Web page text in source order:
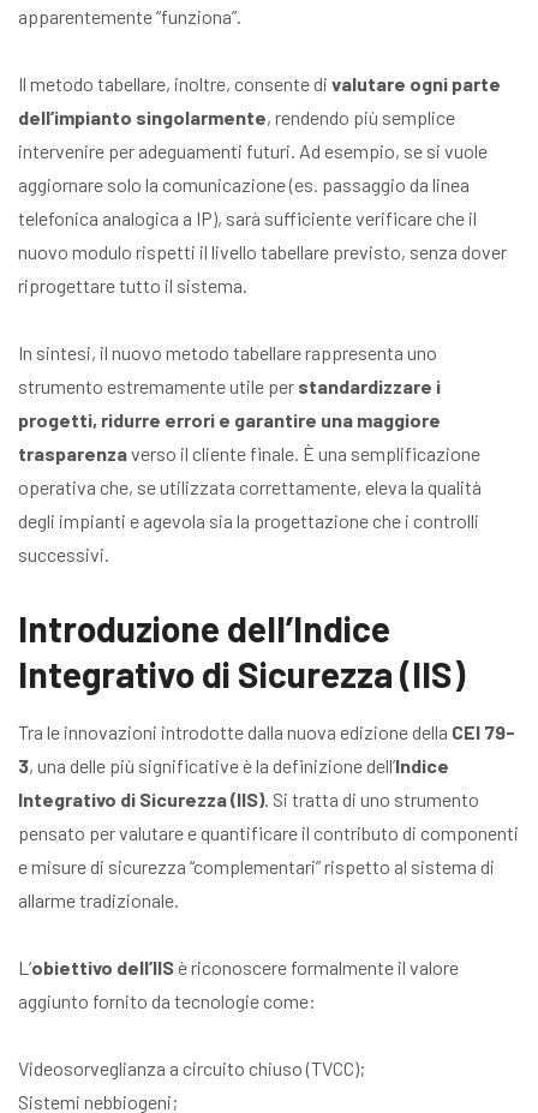
apparentemente “funziona”.
Il metodo tabellare, inoltre, consente di valutare ogni parte
dell’impianto singolarmente, rendendo più semplice
intervenire per adeguamenti futuri. Ad esempio, se si vuole
aggiornare solo la comunicazione (es. passaggio da linea
telefonica analogica a IP), sarà sufficiente verificare che il
nuovo modulo rispetti il livello tabellare previsto, senza dover
riprogettare tutto il sistema.
In sintesi, il nuovo metodo tabellare rappresenta uno
strumento estremamente utile per standardizzare i
progetti, ridurre errori e garantire una maggiore
trasparenzaverso il cliente finale. È una semplificazione
operativa che, se utilizzata correttamente, eleva la qualità
degli impianti e agevola sia la progettazione che i controlli
successivi.
Introduzione dell’Indice
Integrativo di Sicurezza (IIS)
Tra le innovazioni introdotte dalla nuova edizione della CEI 79-
3, una delle più significative è la definizione dell’Indice
Integrativo di Sicurezza (IIS). Si tratta di uno strumento
pensato per valutare e quantificare il contributo di componenti
e misure di sicurezza “complementari” rispetto al sistema di
allarme tradizionale.
L’obiettivo dell’IISè riconoscere formalmente il valore
aggiunto fornito da tecnologie come:
Videosorveglianza a circuito chiuso (TVCC);
Sistemi nebbiogeni;